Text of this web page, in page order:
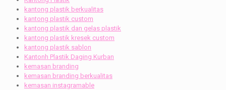
kantong plastik berkualitas
kantong plastik custom
kantong plastik dan gelas plastik
kantong plastik kresek custom
kantong plastik sablon
Kantonh Plastik Daging Kurban
kemasan branding
kemasan branding berkualitas
kemasan instagramable